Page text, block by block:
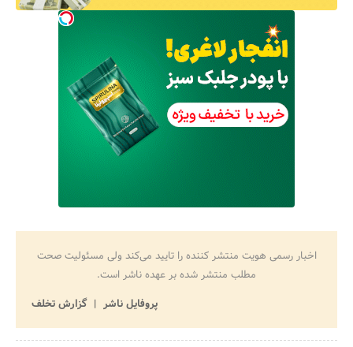
اخبار رسمی هویت منتشر کننده را تایید می‌کند ولی مسئولیت صحت
مطلب منتشر شده بر عهده ناشر است.
پروفایل ناشر
گزارش تخلف